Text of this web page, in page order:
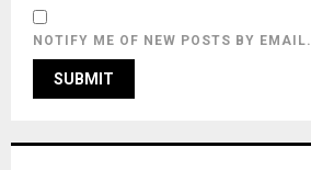
NOTIFY ME OF NEW POSTS BY EMAIL.